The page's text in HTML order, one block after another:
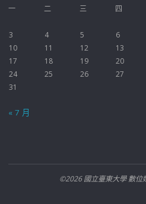
一
二 三 四
3
4 5 6
10
11 12 13
17
18 19 20
24
25 26 27
31
« 7 月
©2026 國立臺東大學 數位